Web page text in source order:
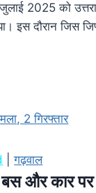
2025 को
इस दौरान
|गढ़वाल
और कार पर